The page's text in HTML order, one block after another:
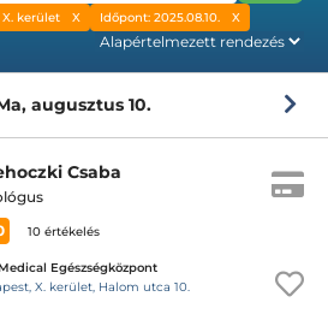
kerület Időpont: 2025.08.10.
augusztus 10.
Csaba
10 értékelés
Egészségközpont
X. kerület, Halom utca 10.